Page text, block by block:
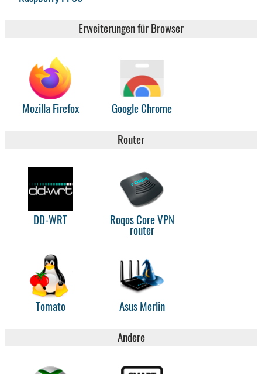
Erweiterungen für Browser
Mozilla Firefox Google Chrome
Router
DD-WRT
Roqos Core VPN
router
Tomato Asus Merlin
Andere